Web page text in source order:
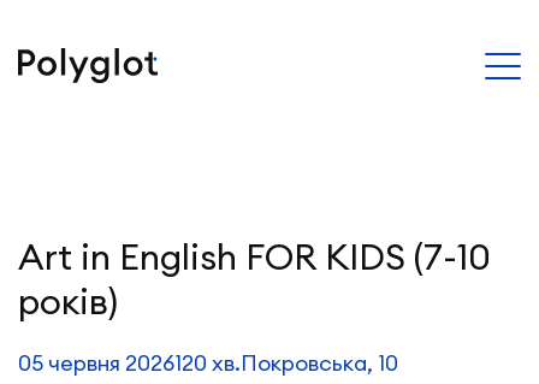
Art in English FOR KIDS (7-10
років)
05 червня 2026120 хв.Покровська, 10